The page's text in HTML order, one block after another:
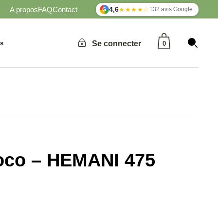
A proposFAQContact G 4,6★★★★☆ 132 avis Google
Se connecter 0
Aucun produit dans le panier.
– HEMANI 475